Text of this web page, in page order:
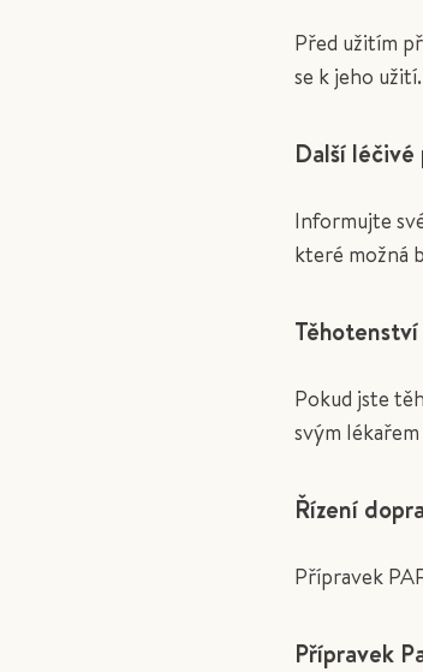
Před užitím
se k jeho užití.
Další
Informujte
které možná
Pokud jste
svým
Řízení
Přípravek
Přípravek